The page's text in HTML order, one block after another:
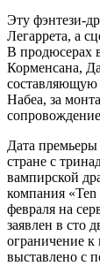
Эту фэнтези-
Легаррета, а
В продюсерах
Корменсана,
составляющую
Набеа, за
Дата премьеры
стране с
вампирской
компания «Ten
февраля на
заявлен в сто
ограничение к
выставлено с